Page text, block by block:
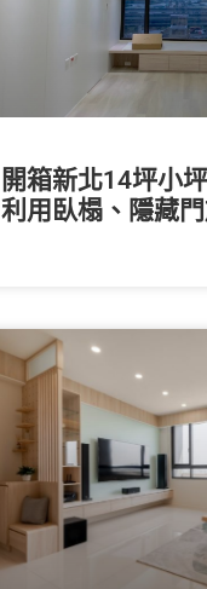
開箱新北14坪小
利用臥榻、隱藏